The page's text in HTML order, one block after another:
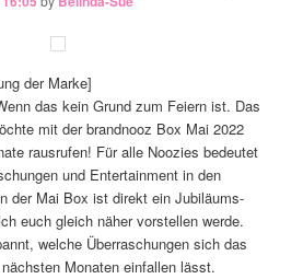
der Marke]
das kein Grund zum Feiern ist. Das
mit der brandnooz Box Mai 2022
rausrufen! Für alle Noozies bedeutet
und Entertainment in den
der Mai Box ist direkt ein Jubiläums-
euch gleich näher vorstellen werde.
welche Überraschungen sich das
Monaten einfallen lässt.